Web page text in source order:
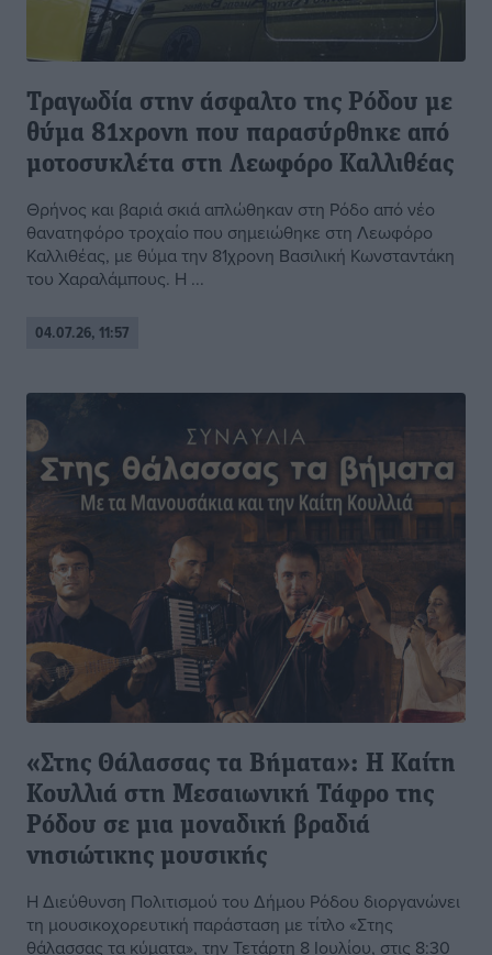
Τραγωδία στην άσφαλτο της Ρόδου με
θύμα 81χρονη που παρασύρθηκε από
μοτοσυκλέτα στη Λεωφόρο Καλλιθέας
Θρήνος και βαριά σκιά απλώθηκαν στη Ρόδο από νέο
θανατηφόρο τροχαίο που σημειώθηκε στη Λεωφόρο
Καλλιθέας, με θύμα την 81χρονη Βασιλική Κωνσταντάκη
του Χαραλάμπους. Η ...
04.07.26, 11:57
«Στης Θάλασσας τα Βήματα»: Η Καίτη
Κουλλιά στη Μεσαιωνική Τάφρο της
Ρόδου σε μια μοναδική βραδιά
νησιώτικης μουσικής
Η Διεύθυνση Πολιτισμού του Δήμου Ρόδου διοργανώνει
τη μουσικοχορευτική παράσταση με τίτλο «Στης
θάλασσας τα κύματα», την Τετάρτη 8 Ιουλίου, στις 8:30